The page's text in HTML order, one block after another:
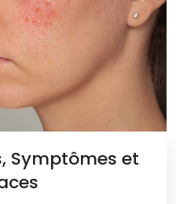
Symptômes et